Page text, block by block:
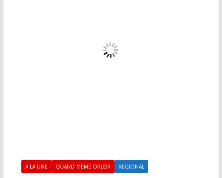
A LA UNE QUAND MEME ORLEIX REGIONAL